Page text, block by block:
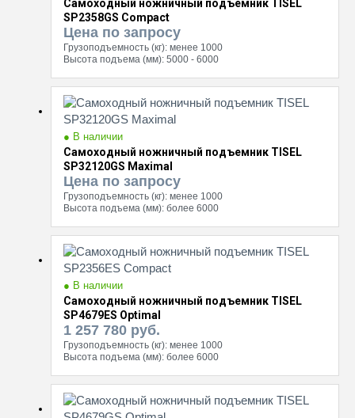
Самоходный ножничный подъемник TISEL
SP2358GS Compact
Цена по запросу
Грузоподъемность (кг): менее 1000
Высота подъема (мм): 5000 - 6000
● В наличии
Самоходный ножничный подъемник TISEL
SP32120GS Maximal
Цена по запросу
Грузоподъемность (кг): менее 1000
Высота подъема (мм): более 6000
● В наличии
Самоходный ножничный подъемник TISEL
SP4679ES Optimal
1 257 780 руб.
Грузоподъемность (кг): менее 1000
Высота подъема (мм): более 6000